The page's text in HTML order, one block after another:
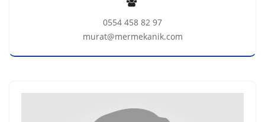
0554 458 82 97
murat@mermekanik.com